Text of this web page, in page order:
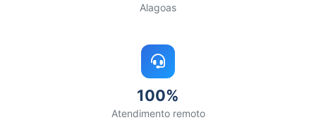
Alagoas
100%
Atendimento remoto